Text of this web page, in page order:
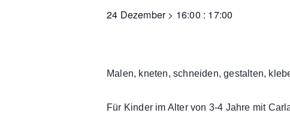
24 Dezember > 16:00 : 17:00
Malen, kneten, schneiden, gestalten,
Für Kinder im Alter von 3-4 Jahre mit